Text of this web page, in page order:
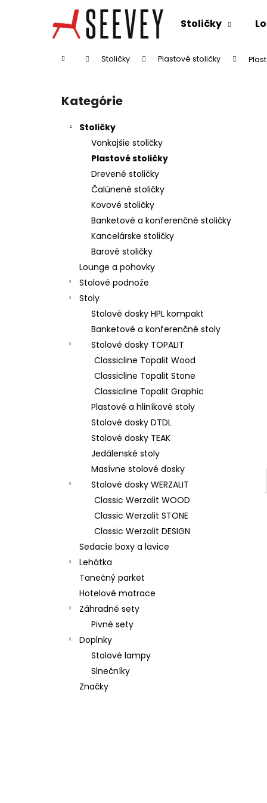
Stoličky
Domov Stoličky Plastové stoličky
Preskočiť
kategórie
Kategórie
Stoličky
Vonkajšie stoličky
Plastové stoličky
Drevené stoličky
Čalúnené stoličky
Kovové stoličky
Banketové a konferenčné stoličky
Kancelárske stoličky
Barové stoličky
Lounge a pohovky
Stolové podnože
Stoly
Stolové dosky HPL kompakt
Banketové a konferenčné stoly
Stolové dosky TOPALIT
Classicline Topalit Wood
Classicline Topalit Stone
Classicline Topalit Graphic
Plastové a hliníkové stoly
Stolové dosky DTDL
Stolové dosky TEAK
Jedálenské stoly
Masívne stolové dosky
Stolové dosky WERZALIT
Classic Werzalit WOOD
Classic Werzalit STONE
Classic Werzalit DESIGN
Sedacie boxy a lavice
Lehátka
Tanečný parket
Hotelové matrace
Záhradné sety
Pivné sety
Doplnky
Stolové lampy
Slnečníky
Značky
Späť
Späť